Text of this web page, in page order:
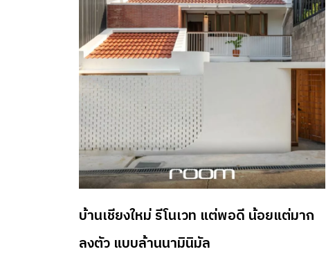
ทหาร ลาดกระบัง ผสานไอเดียเก่าและใหม่เพื่อมุ่งสู่
อนาคต “แนวทางการออกแบบ เราผสานของเก่ากับ
ของใหม่ ซึ่งอาคารเดิมของคณะ วางรากฐานที่ดีไว้อยู่
แล้ว การรีโนเวตอาคารใหม่ ก็เอาไอเดียที่ดีจากของ
เดิม คือ การออกแบบอาคารให้อยู่ร่วมกับธรรมชาติ
มาผสานกับการออกแบบใหม่ วัสดุใหม่ ออกมาให้ไป
ต่อได้” ข้อความจาก ผู้ช่วยศาสตราจารย์ธีรชัย ลี้สุรพ
ลานนท์ หัวหน้าภาควิชาสถาปัตยกรรมและการ
วางแผน และสถาปนิกผู้นำในการออกแบบรีโนเวตอา
รวมการปรับปรุงอาคารหลังเดิม ที่ยังคงโครงสร้าง
เดิม สัดส่วนของอาคารเดิมเอาไว้ ในจุดที่ใช้งานได้ดี
บ้านเชียงใหม่ รีโนเวท แต่พอดี น้อยแต่มาก
ลงตัว แบบล้านนามินิมัล